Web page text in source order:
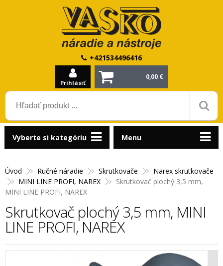
+421534496416
Prihlásiť
0,00 €
Úvod Ručné náradie Skrutkovače
Narex skrutkovače
MINI LINE PROFI, NAREX
Skrutkovač plochý 3,5 mm,
MINI LINE PROFI, NAREX
Skrutkovač plochý 3,5 mm, MINI
LINE PROFI, NAREX
Vyberte si kategóriu Menu